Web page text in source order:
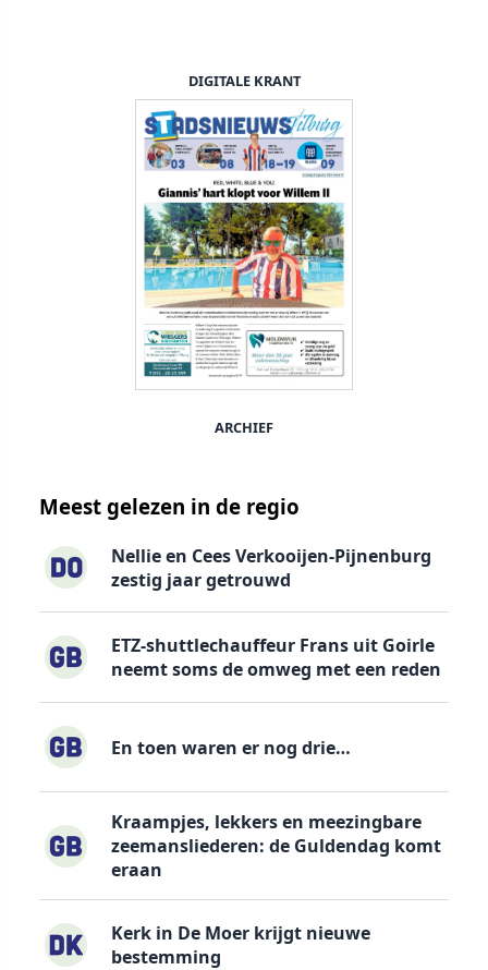
DIGITALE KRANT
ARCHIEF
Meest gelezen in de regio
Nellie en Cees Verkooijen-Pijnenburg
zestig jaar getrouwd
ETZ-shuttlechauffeur Frans uit Goirle
neemt soms de omweg met een reden
En toen waren er nog drie…
Kraampjes, lekkers en meezingbare
zeemansliederen: de Guldendag komt
eraan
Kerk in De Moer krijgt nieuwe
bestemming